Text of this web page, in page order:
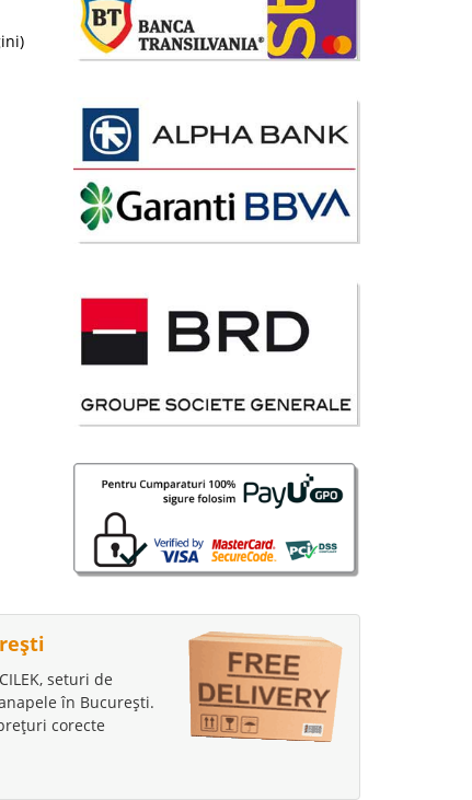
seturi de
în București.
corecte